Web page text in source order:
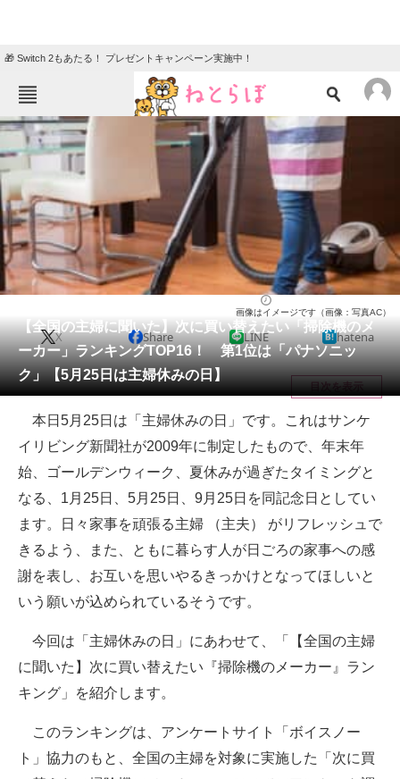
🎁 Switch 2もあたる！ プレゼントキャンペーン実施中！
ねとらぼメニュー
TOP ニュース
エンタメ クイズ
グルメ
住まい 教育・育児
動物
会員記事
メディア
注目記事を集めた総合ページ
ITの今と未来を見通す
スマホと通信の最新トレンド
進化するPCとデバイスの未来
好きが集まる 比べて選べる
ビジネスと働き方のヒント
企業ITのトレンドを詳説
【全国の主婦に聞いた】次に買い替えたい「掃除機のメ
ーカー」ランキングTOP16！ 第1位は「パナソニッ
ク」【5月25日は主婦休みの日】
画像はイメージです（画像：写真AC）
X Share LINE hatena
目次を表示
本日5月25日は「主婦休みの日」です。これはサンケ
イリビング新聞社が2009年に制定したもので、年末年
始、ゴールデンウィーク、夏休みが過ぎたタイミングと
なる、1月25日、5月25日、9月25日を同記念日としてい
ます。日々家事を頑張る主婦 （主夫） がリフレッシュで
きるよう、また、ともに暮らす人が日ごろの家事への感
謝を表し、お互いを思いやるきっかけとなってほしいと
いう願いが込められているそうです。
今回は「主婦休みの日」にあわせて、「【全国の主婦
に聞いた】次に買い替えたい『掃除機のメーカー』ラン
キング」を紹介します。
このランキングは、アンケートサイト「ボイスノー
ト」協力のもと、全国の主婦を対象に実施した「次に買